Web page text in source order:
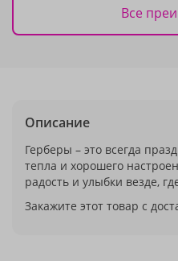
Все
Описание
Герберы – это всегда
тепла и хорошего
радость и улыбки везде,
Закажите этот товар с